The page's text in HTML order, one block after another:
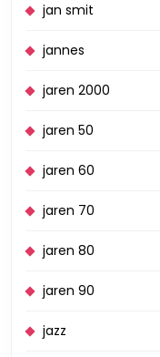
jan smit
jannes
jaren 2000
jaren 50
jaren 60
jaren 70
jaren 80
jaren 90
jazz